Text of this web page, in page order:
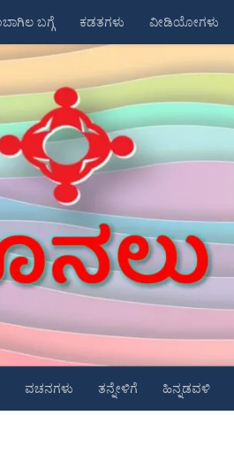
ಬಗ್ಗೆ ಕಡತಗಳು ವೀಡಿಯೋಗಳು
ವಚನಗಳು ತನ್ನೇಳಿಗೆ ಹಿನ್ನಡವಳಿ